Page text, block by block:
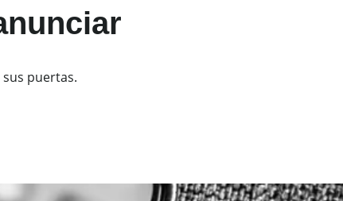
puertas.